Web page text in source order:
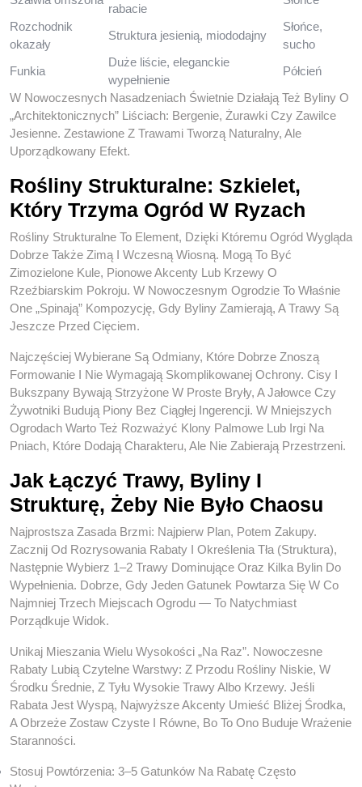
rabacie
Rozchodnik
okazały
Struktura jesienią, miododajny
Słońce,
sucho
Funkia
Duże liście, eleganckie
wypełnienie
Półcień
W Nowoczesnych Nasadzeniach Świetnie Działają Też Byliny O
„architektonicznych” Liściach: Bergenie, Żurawki Czy Zawilce
Jesienne. Zestawione Z Trawami Tworzą Naturalny, Ale
Uporządkowany Efekt.
Rośliny Strukturalne: Szkielet,
Który Trzyma Ogród W Ryzach
Rośliny Strukturalne To Element, Dzięki Któremu Ogród Wygląda
Dobrze Także Zimą I Wczesną Wiosną. Mogą To Być
Zimozielone Kule, Pionowe Akcenty Lub Krzewy O
Rzeźbiarskim Pokroju. W Nowoczesnym Ogrodzie To Właśnie
One „spinają” Kompozycję, Gdy Byliny Zamierają, A Trawy Są
Jeszcze Przed Cięciem.
Najczęściej Wybierane Są Odmiany, Które Dobrze Znoszą
Formowanie I Nie Wymagają Skomplikowanej Ochrony. Cisy I
Bukszpany Bywają Strzyżone W Proste Bryły, A Jałowce Czy
Żywotniki Budują Piony Bez Ciągłej Ingerencji. W Mniejszych
Ogrodach Warto Też Rozważyć Klony Palmowe Lub Irgi Na
Pniach, Które Dodają Charakteru, Ale Nie Zabierają Przestrzeni.
Jak Łączyć Trawy, Byliny I
Strukturę, Żeby Nie Było Chaosu
Najprostsza Zasada Brzmi: Najpierw Plan, Potem Zakupy.
Zacznij Od Rozrysowania Rabaty I Określenia Tła (struktura),
Następnie Wybierz 1–2 Trawy Dominujące Oraz Kilka Bylin Do
Wypełnienia. Dobrze, Gdy Jeden Gatunek Powtarza Się W Co
Najmniej Trzech Miejscach Ogrodu — To Natychmiast
Porządkuje Widok.
Unikaj Mieszania Wielu Wysokości „na Raz”. Nowoczesne
Rabaty Lubią Czytelne Warstwy: Z Przodu Rośliny Niskie, W
Środku Średnie, Z Tyłu Wysokie Trawy Albo Krzewy. Jeśli
Rabata Jest Wyspą, Najwyższe Akcenty Umieść Bliżej Środka,
A Obrzeże Zostaw Czyste I Równe, Bo To Ono Buduje Wrażenie
Staranności.
Stosuj Powtórzenia: 3–5 Gatunków Na Rabatę Często